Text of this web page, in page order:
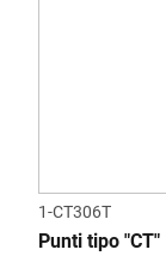
1-CT306T
Punti tipo "CT"